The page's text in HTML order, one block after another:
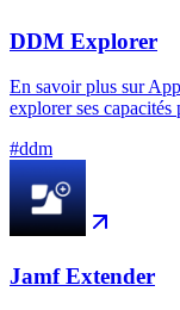
DDM Explorer
En savoir plus sur
explorer ses
#ddm
Jamf Extender